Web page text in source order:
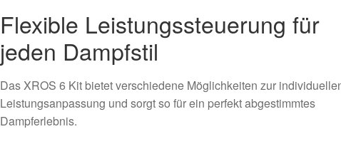
Flexible Leistungssteuerung für
jeden Dampfstil
Das XROS 6 Kit bietet verschiedene Möglichkeiten zur
Leistungsanpassung und sorgt so für ein perfekt abgestimmtes
Dampferlebnis.